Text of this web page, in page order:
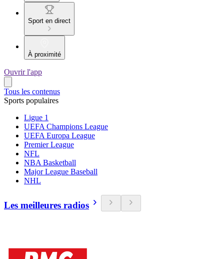
Sport en direct
À proximité
Ouvrir l'app
Tous les contenus
Sports populaires
Ligue 1
UEFA Champions League
UEFA Europa League
Premier League
NFL
NBA Basketball
Major League Baseball
NHL
Les meilleures radios